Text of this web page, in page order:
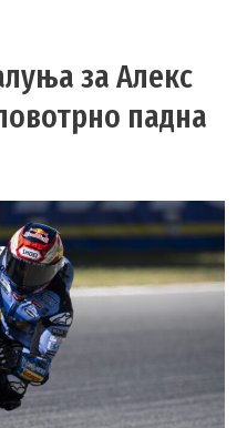
за Алекс
падна